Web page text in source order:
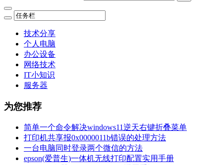
技术分享
个人电脑
办公设备
网络技术
IT小知识
服务器
为您推荐
简单一个命令解决windows11逆天右键折叠菜单
打印机共享报0x0000011b错误的处理方法
一台电脑同时登录两个微信的方法
epson(爱普生)一体机无线打印配置实用手册